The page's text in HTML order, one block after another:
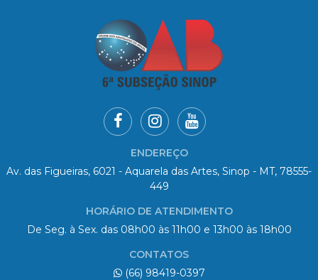
ENDEREÇO
Av. das Figueiras, 6021 - Aquarela das Artes, Sinop - MT, 78555-
449
HORÁRIO DE ATENDIMENTO
De Seg. à Sex. das 08h00 às 11h00 e 13h00 às 18h00
CONTATOS
(66) 98419-0397